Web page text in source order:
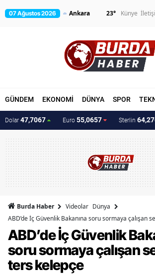
07 Ağustos 2026 23° Künye
GÜNDEM EKONOMİ DÜNYA SPOR
Dolar 47,7067 Euro 55,0657 Sterlin
Burda Haber Videolar Dünya
ABD’de İç Güvenlik Bakanına soru sormaya çalışan
ABD’de İç Güvenlik
soru sormaya çalışan
ters kelepçe